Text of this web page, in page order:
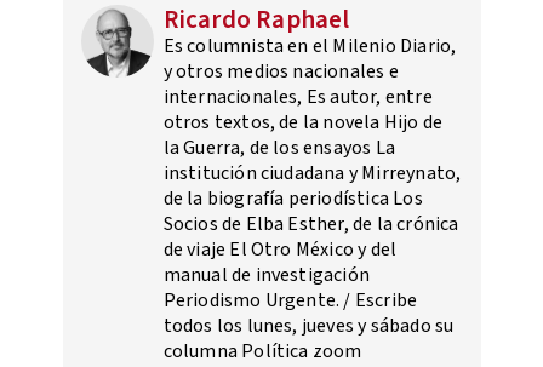
Ricardo Raphael
Es columnista en el Milenio Diario,
y otros medios nacionales e
internacionales, Es autor, entre
otros textos, de la novela Hijo de
la Guerra, de los ensayos La
institución ciudadana y Mirreynato,
de la biografía periodística Los
Socios de Elba Esther, de la crónica
de viaje El Otro México y del
manual de investigación
Periodismo Urgente. / Escribe
todos los lunes, jueves y sábado su
columna Política zoom